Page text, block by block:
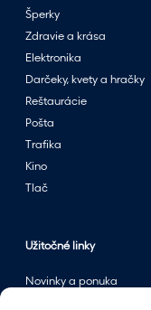
v
ý
p
r
e
d
a
j
o
p
r
Šperky
Zdravie a krása
Elektronika
Darčeky, kvety a hračky
Reštaurácie
Pošta
Trafika
Kino
Tlač
Užitočné linky
Novinky a ponuka